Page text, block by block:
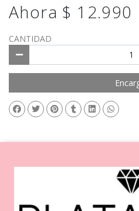
Ahora $ 12.990
CANTIDAD